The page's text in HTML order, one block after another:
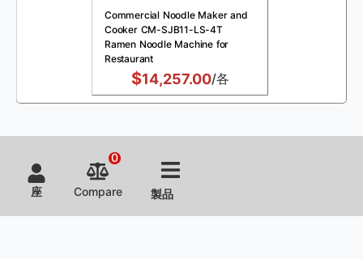
Commercial Noodle Maker and
Cooker CM-SJB11-LS-4T
Ramen Noodle Machine for
Restaurant
$14,257.00/各
座 Compare
0
製品